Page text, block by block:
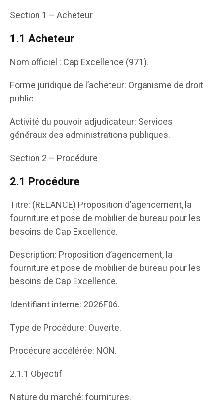
Section 1 – Acheteur
1.1 Acheteur
Nom officiel : Cap Excellence (971).
Forme juridique de l’acheteur: Organisme de droit
public
Activité du pouvoir adjudicateur: Services
généraux des administrations publiques.
Section 2 – Procédure
2.1 Procédure
Titre: (RELANCE) Proposition d’agencement, la
fourniture et pose de mobilier de bureau pour les
besoins de Cap Excellence.
Description: Proposition d’agencement, la
fourniture et pose de mobilier de bureau pour les
besoins de Cap Excellence.
Identifiant interne: 2026F06.
Type de Procédure: Ouverte.
Procédure accélérée: NON.
2.1.1 Objectif
Nature du marché: fournitures.